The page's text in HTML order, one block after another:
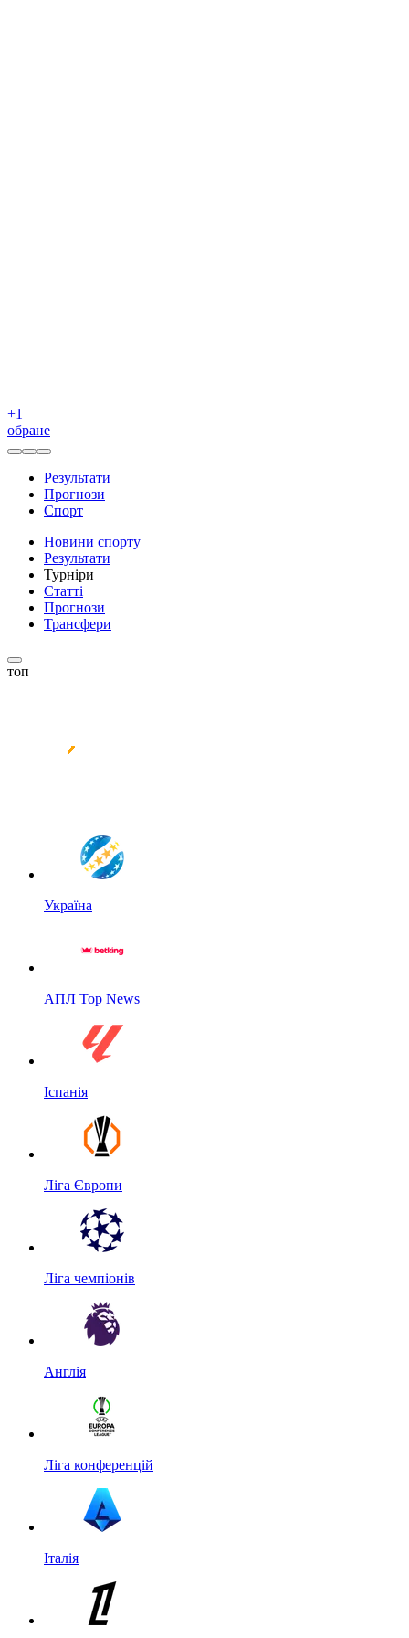
+1
обране
Результати
Прогнози
Спорт
Новини спорту
Результати
Турніри
Статті
Прогнози
Трансфери
топ
Україна
АПЛ Top News
Іспанія
Ліга Європи
Ліга чемпіонів
Англія
Ліга конференцій
Італія